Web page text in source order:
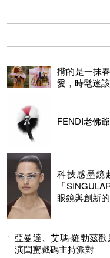
揹的是一抹
愛，時髦迷
FENDI老佛
科技感墨鏡
「
眼鏡與創新
亞曼達、艾瑪·羅勃茲
演閨蜜戲碼主持派對